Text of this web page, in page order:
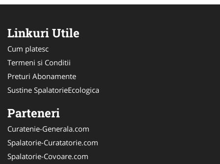
Linkuri Utile
Cum platesc
Termeni si Conditii
Preturi Abonamente
Sustine SpalatorieEcologica
Parteneri
Curatenie-Generala.com
Spalatorie-Curatatorie.com
Spalatorie-Covoare.com